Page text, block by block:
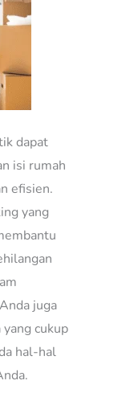
dapat
isi rumah
efisien.
yang
juga
cukup
hal-hal